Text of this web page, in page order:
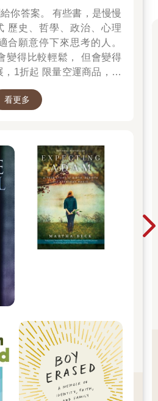
載著許多故事。
的遷移歷史，包含每一塊石頭、每
個新生的孩子。我們祖先的聲音迴
次祈禱，深植於每顆心靈之中。儘
現在交織著，不道德機構的暴力採
代地延續與更新我們的連結。
際，他提到多虧有布農族東埔社通
服裝並且在生活中開始漢化的現
應不代表接受，適應也不總是妥
自我以應對當前的需求，更在於重
權知識。我們的故事充盈在我們的
不斷。
住民》提到「放逐」這個詞彙，我
原有的傳統領域中，但我們仍然期
用不同的方式回家。當代，我們仍
的方法、規則，漁獵、採集、旅行
逐者總是以返回家園為目的，並採
家鄉、文化和傳統交融，也要涉及
遺產和具體政治而努力。然而，在
已經不是很容易，種種限制、現代
這種情況，可能會以遵守傳統習
，或通過表演傳統文化來表達對根
你答案。 有些書，是慢慢
合願意停下來思考的人。
變得比較輕鬆， 但會變得
看更多